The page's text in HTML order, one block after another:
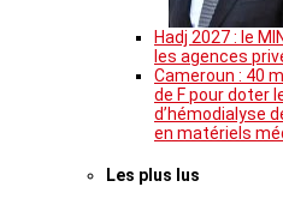
Hadj 2027 : le
les agences
Cameroun : 40
de F pour doter
d’hémodialyse
en matériels
Les plus lus